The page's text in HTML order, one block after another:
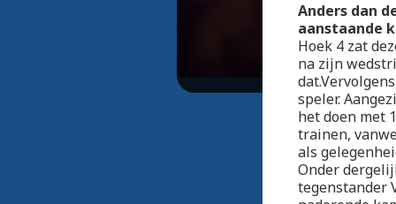
Anders dan
aanstaande
Hoek 4 zat
na zijn
speler.
het doen met
trainen,
als
Onder
tegenstander